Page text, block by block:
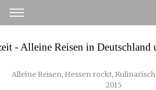
Alleine Reisen, Hessen rockt, Kulinarisch
2015